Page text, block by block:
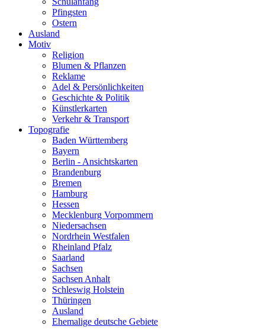
Pfingsten
Ostern
Ausland
Motiv
Religion
Blumen & Pflanzen
Reklame
Adel & Persönlichkeiten
Geschichte & Politik
Künstlerkarten
Verkehr & Transport
Topografie
Baden Württemberg
Bayern
Berlin - Ansichtskarten
Brandenburg
Bremen
Hamburg
Hessen
Mecklenburg Vorpommern
Niedersachsen
Nordrhein Westfalen
Rheinland Pfalz
Saarland
Sachsen
Sachsen Anhalt
Schleswig Holstein
Thüringen
Ausland
Ehemalige deutsche Gebiete